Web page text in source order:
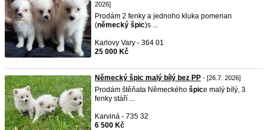
2026]
Prodám 2 fenky a jednoho kluka pomerian
(německý špic)s ...
Karlovy Vary - 364 01
25 000 Kč
Německý špic malý bílý bez PP - [26.7. 2026]
Prodám štěňata Německého špice malý bílý, 3
fenky stáří ...
Karviná - 735 32
6 500 Kč